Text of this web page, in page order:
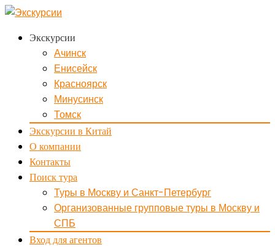
Экскурсии
Ачинск
Енисейск
Красноярск
Минусинск
Томск
Экскурсии в Китай
О компании
Контакты
Поиск тура
Туры в Москву и Санкт-Петербург
Организованные групповые туры в Москву и
СПБ
Вход для агентов